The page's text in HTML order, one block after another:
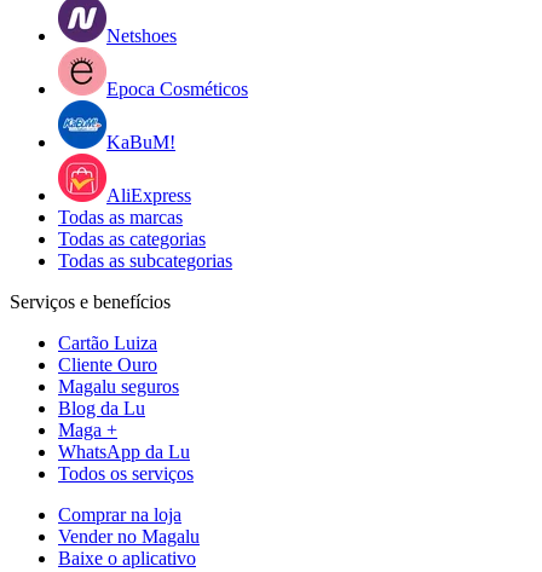
Netshoes
Epoca Cosméticos
KaBuM!
AliExpress
Todas as marcas
Todas as categorias
Todas as subcategorias
Serviços e benefícios
Cartão Luiza
Cliente Ouro
Magalu seguros
Blog da Lu
Maga +
WhatsApp da Lu
Todos os serviços
Comprar na loja
Vender no Magalu
Baixe o aplicativo